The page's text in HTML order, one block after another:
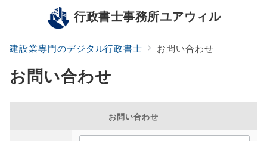
行政書士事務所ユアウィル
建設業専門のデジタル行政書士 お問い合わせ
お問い合わせ
お問い合わせ